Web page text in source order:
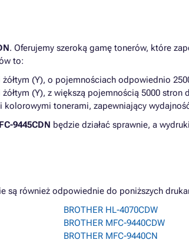
. Oferujemy szeroką gamę tonerów, które
to:
(Y), o pojemnościach odpowiednio
(Y), z większą pojemnością 5000
tonerami, zapewniający
9445CDN będzie działać sprawnie, a
są również odpowiednie do poniższych
BROTHER HL-4070CDW
BROTHER MFC-9440CDW
BROTHER MFC-9440CN